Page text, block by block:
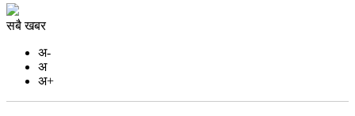
सबै खबर
अ-
अ
अ+